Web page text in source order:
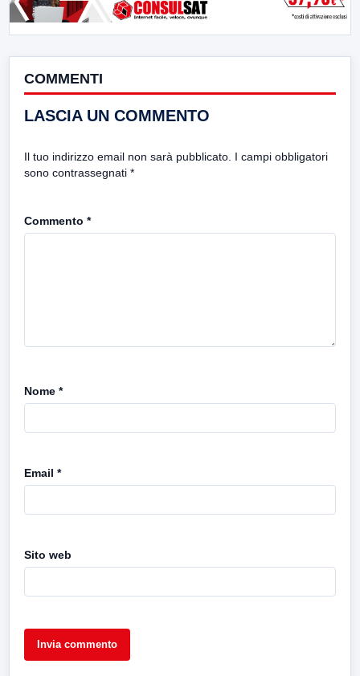
COMMENTI
LASCIA UN COMMENTO
Il tuo indirizzo email non sarà pubblicato. I campi obbligatori
sono contrassegnati *
Commento *
Nome *
Email *
Sito web